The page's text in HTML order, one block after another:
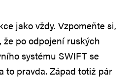
jako vždy. Vzpomeňte si,
že po odpojení ruských
systému SWIFT se
to pravda. Západ totiž pár